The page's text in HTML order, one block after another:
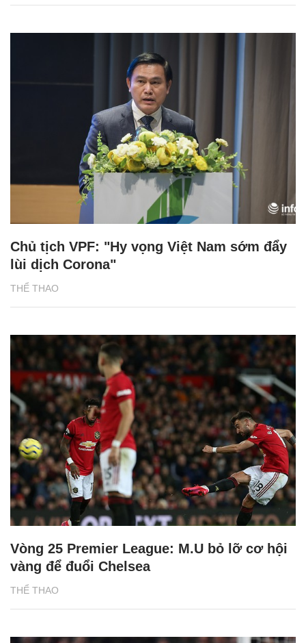
THỂ THAO
Chủ tịch VPF: "Hy vọng Việt Nam sớm đẩy
lùi dịch Corona"
THỂ THAO
Vòng 25 Premier League: M.U bỏ lỡ cơ hội
vàng để đuổi Chelsea